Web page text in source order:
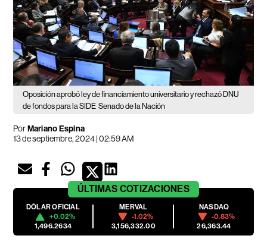
Oposición aprobó ley de financiamiento universitario y rechazó DNU
de fondos para la SIDE Senado de la Nación
PorMariano Espina
13 de septiembre, 2024 | 02:59 AM
ÚLTIMAS COTIZACIONES
DÓLAR OFICIAL
+0.02%
1,496.2634
MERVAL
-1.02%
3,156,332.00
NASDAQ
-0.83%
26,363.44